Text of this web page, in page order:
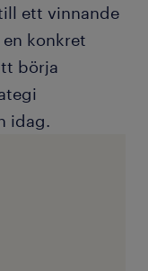
ett vinnande
konkret
börja
idag.